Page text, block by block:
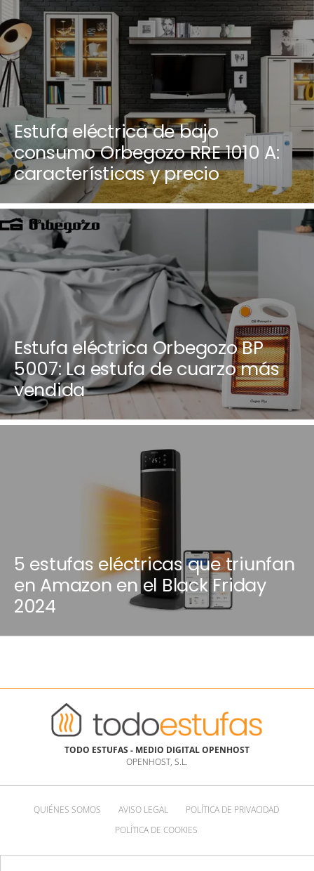
Estufa eléctrica de bajo
consumo Orbegozo RRE 1010 A:
características y precio
Estufa eléctrica Orbegozo BP
5007: La estufa de cuarzo más
vendida
5 estufas eléctricas que triunfan
en Amazon en el Black Friday
2024
TODO ESTUFAS - MEDIO DIGITAL OPENHOST
OPENHOST, S.L.
QUIÉNES SOMOS AVISO LEGAL
POLÍTICA DE PRIVACIDAD
POLÍTICA DE COOKIES